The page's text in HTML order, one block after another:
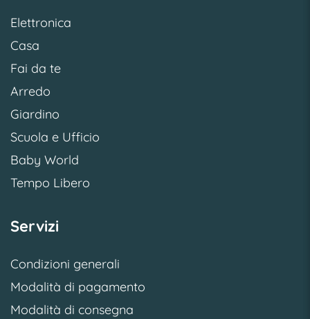
Elettronica
Casa
Fai da te
Arredo
Giardino
Scuola e Ufficio
Baby World
Tempo Libero
Servizi
Condizioni generali
Modalità di pagamento
Modalità di consegna